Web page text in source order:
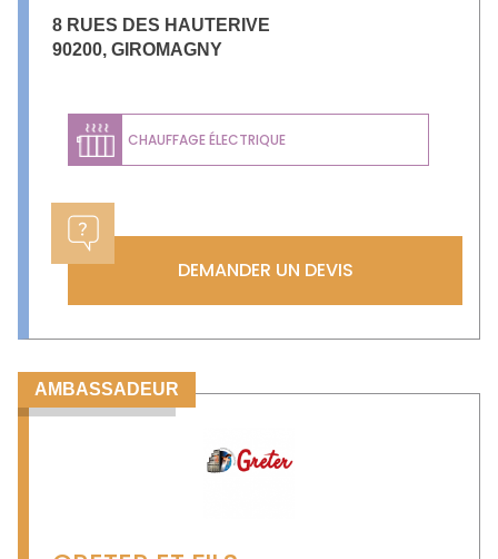
8 RUES DES HAUTERIVE
90200, GIROMAGNY
CHAUFFAGE ÉLECTRIQUE
DEMANDER UN DEVIS
AMBASSADEUR